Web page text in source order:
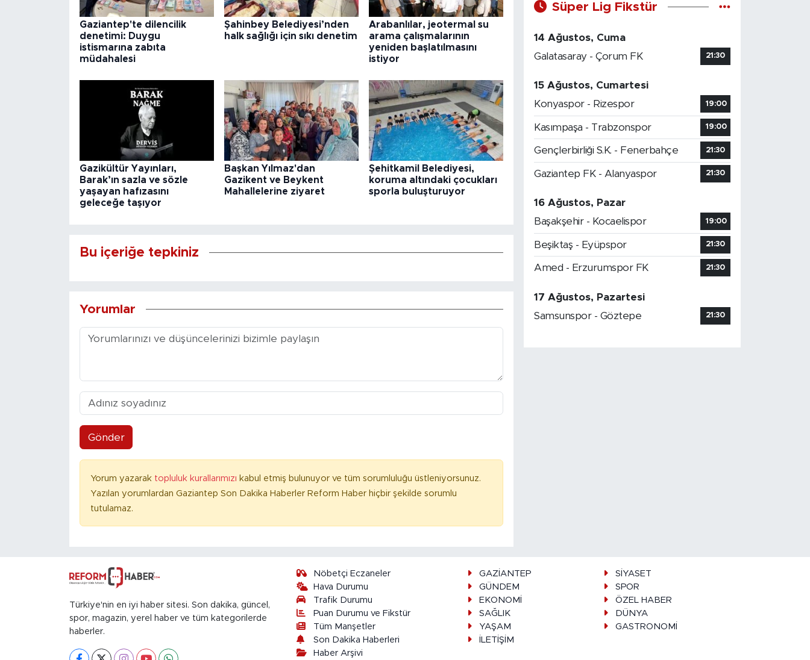
Gaziantep'te dilencilik
denetimi: Duygu
istismarına zabıta
müdahalesi
Şahinbey Belediyesi’nden
halk sağlığı için sıkı denetim
Arabanlılar, jeotermal su
arama çalışmalarının
yeniden başlatılmasını
istiyor
Gazikültür Yayınları,
Barak’ın sazla ve sözle
yaşayan hafızasını
geleceğe taşıyor
Başkan Yılmaz'dan
Gazikent ve Beykent
Mahallelerine ziyaret
Şehitkamil Belediyesi,
koruma altındaki çocukları
sporla buluşturuyor
Bu içeriğe tepkiniz
Yorumlar
Gönder
Yorum yazarak topluluk kurallarımızı kabul etmiş bulunuyor ve tüm sorumluluğu üstleniyorsunuz.
Yazılan yorumlardan Gaziantep Son Dakika Haberler Reform Haber hiçbir şekilde sorumlu
tutulamaz.
Süper Lig Fikstür
14 Ağustos, Cuma
Galatasaray - Çorum FK
21:30
15 Ağustos, Cumartesi
Konyaspor - Rizespor
19:00
Kasımpaşa - Trabzonspor 19:00
Gençlerbirliği S.K. - Fenerbahçe 21:30
Gaziantep FK - Alanyaspor 21:30
16 Ağustos, Pazar
Başakşehir - Kocaelispor
19:00
Beşiktaş - Eyüpspor 21:30
Amed - Erzurumspor FK 21:30
17 Ağustos, Pazartesi
Samsunspor - Göztepe
21:30
Türkiye'nin en iyi haber sitesi. Son dakika, güncel,
spor, magazin, yerel haber ve tüm kategorilerde
haberler.
Nöbetçi Eczaneler
Hava Durumu
Trafik Durumu
Puan Durumu ve Fikstür
Tüm Manşetler
Son Dakika Haberleri
Haber Arşivi
GAZİANTEP
SİYASET
GÜNDEM
SPOR
EKONOMİ
ÖZEL HABER
SAĞLIK
DÜNYA
YAŞAM
GASTRONOMİ
İLETİŞİM